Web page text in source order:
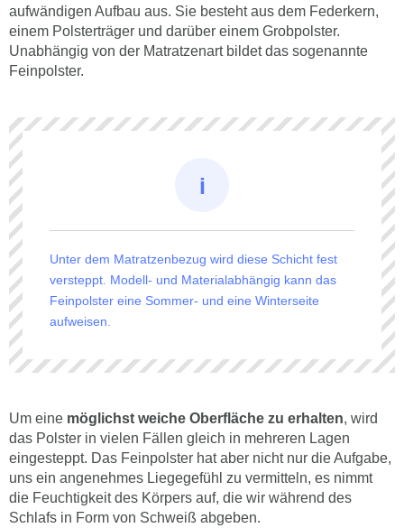
aufwändigen Aufbau aus. Sie besteht aus dem Federkern,
einem Polsterträger und darüber einem Grobpolster.
Unabhängig von der Matratzenart bildet das sogenannte
Feinpolster.
Unter dem Matratzenbezug wird diese Schicht fest
versteppt. Modell- und Materialabhängig kann das
Feinpolster eine Sommer- und eine Winterseite
aufweisen.
Um eine möglichst weiche Oberfläche zu erhalten, wird
das Polster in vielen Fällen gleich in mehreren Lagen
eingesteppt. Das Feinpolster hat aber nicht nur die Aufgabe,
uns ein angenehmes Liegegefühl zu vermitteln, es nimmt
die Feuchtigkeit des Körpers auf, die wir während des
Schlafs in Form von Schweiß abgeben.